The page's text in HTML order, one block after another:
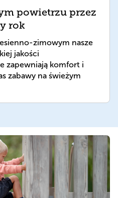
powietrzu przez
rok
zimowym nasze
jakości
zapewniają komfort i
zabawy na świeżym